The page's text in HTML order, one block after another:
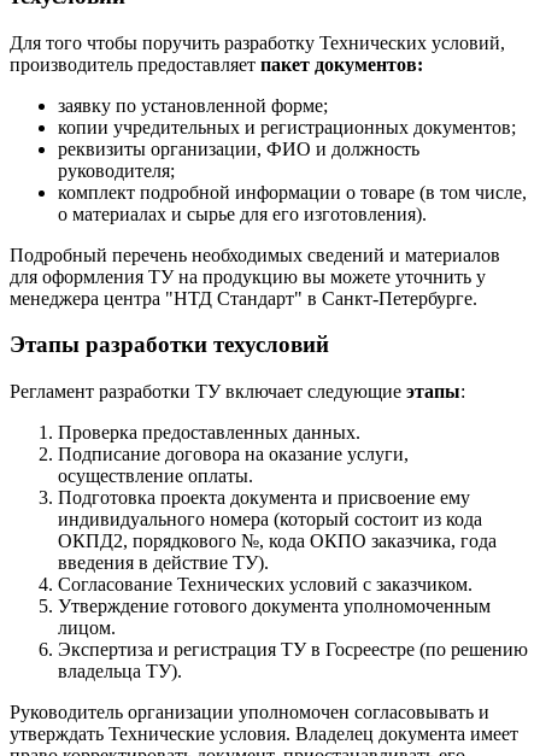
Для того чтобы поручить разработку Технических условий,
производитель предоставляет пакет документов:
заявку по установленной форме;
копии учредительных и регистрационных документов;
реквизиты организации, ФИО и должность
руководителя;
комплект подробной информации о товаре (в том числе,
о материалах и сырье для его изготовления).
Подробный перечень необходимых сведений и материалов
для оформления ТУ на продукцию вы можете уточнить у
менеджера центра "НТД Стандарт" в Санкт-Петербурге.
Этапы разработки техусловий
Регламент разработки ТУ включает следующие этапы:
Проверка предоставленных данных.
Подписание договора на оказание услуги,
осуществление оплаты.
Подготовка проекта документа и присвоение ему
индивидуального номера (который состоит из кода
ОКПД2, порядкового №, кода ОКПО заказчика, года
введения в действие ТУ).
Согласование Технических условий с заказчиком.
Утверждение готового документа уполномоченным
лицом.
Экспертиза и регистрация ТУ в Госреестре (по решению
владельца ТУ).
Руководитель организации уполномочен согласовывать и
утверждать Технические условия. Владелец документа имеет